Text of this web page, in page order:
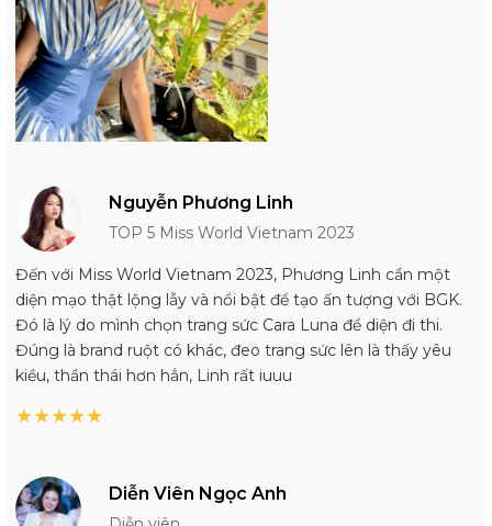
Nguyễn Phương Linh
TOP 5 Miss World Vietnam 2023
Đến với Miss World Vietnam 2023, Phương Linh cần một
diện mạo thật lộng lẫy và nổi bật để tạo ấn tượng với BGK.
Đó là lý do mình chọn trang sức Cara Luna để diện đi thi.
Đúng là brand ruột có khác, đeo trang sức lên là thấy yêu
kiều, thần thái hơn hẳn, Linh rất iuuu
★★★★★
Diễn Viên Ngọc Anh